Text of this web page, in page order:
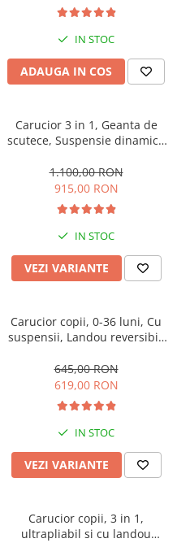
IN STOC
ADAUGA IN COS
Carucior 3 in 1, Geanta de
scutece, Suspensie dinamica
aluminiu
1.100,00 RON
915,00 RON
IN STOC
VEZI VARIANTE
Carucior copii, 0-36 luni, Cu
suspensii, Landou reversibil,
Roata cauciuc
645,00 RON
619,00 RON
IN STOC
VEZI VARIANTE
Carucior copii, 3 in 1,
ultrapliabil si cu landou